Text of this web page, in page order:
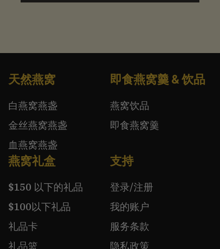
天然燕窝
白燕窝燕盏
金丝燕窝燕盏
血燕窝燕盏
即食燕窝羹 & 饮品
燕窝饮品
即食燕窝羹
燕窝礼盒
$150 以下的礼品
$100以下礼品
礼品卡
礼品篮
支持
登录/注册
我的账户
服务条款
隐私政策